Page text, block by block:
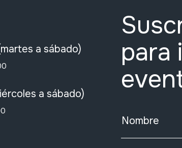
a sábado)
a sábado)
para
Nombre